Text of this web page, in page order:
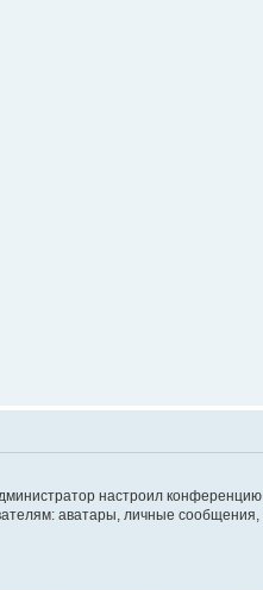
настроил
аватары, личные сообщения,